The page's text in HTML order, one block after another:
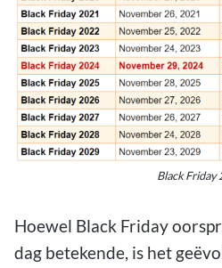
Black Friday
Hoewel Black Friday
dag betekende, is het